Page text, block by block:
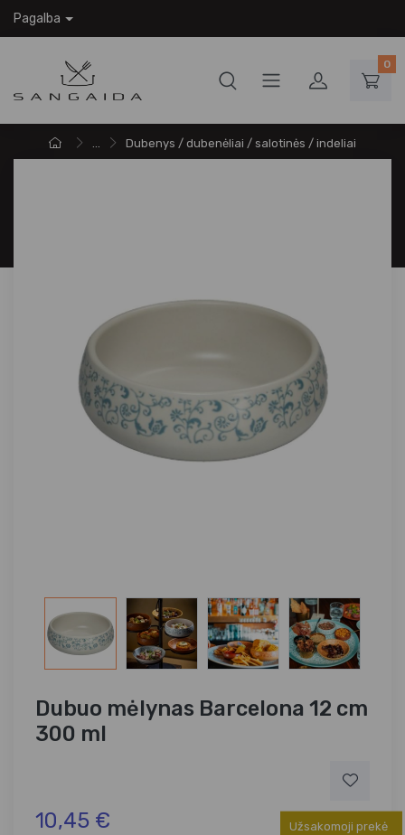
Pagalba
0
... Dubenys / dubenėliai / salotinės / indeliai
Dubuo mėlynas Barcelona 12 cm
300 ml
10,45 €
Užsakomoji prekė